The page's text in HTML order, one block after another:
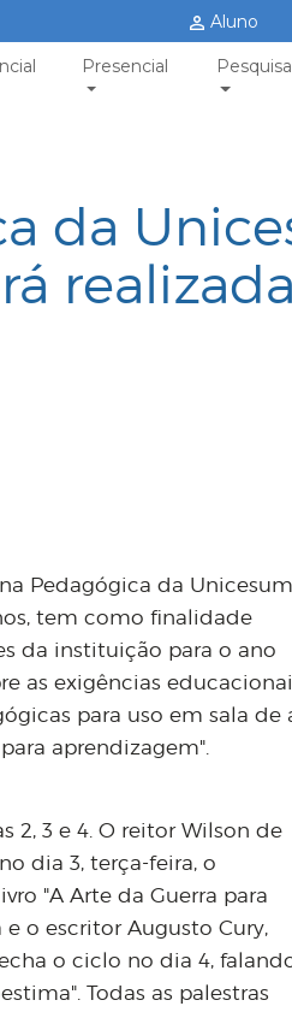
Aluno
Presencial
da
Pedagógica da
tem como finalidade
da instituição para o ano
as exigências
para uso em sala de
aprendizagem".
2, 3 e 4. O reitor Wilson de
dia 3, terça-feira, o
"A Arte da Guerra para
o escritor Augusto Cury,
o ciclo no dia 4,
Todas as palestras